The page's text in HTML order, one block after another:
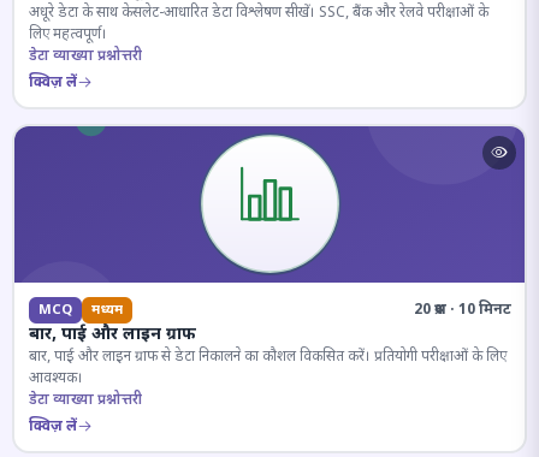
अधूरे डेटा के साथ केसलेट-आधारित डेटा विश्लेषण सीखें। SSC, बैंक और रेलवे परीक्षाओं के
लिए महत्वपूर्ण।
डेटा व्याख्या प्रश्नोत्तरी
क्विज़ लें
MCQ मध्यम 20 प्रश्न · 10 मिनट
बार, पाई और लाइन ग्राफ
बार, पाई और लाइन ग्राफ से डेटा निकालने का कौशल विकसित करें। प्रतियोगी परीक्षाओं के लिए
आवश्यक।
डेटा व्याख्या प्रश्नोत्तरी
क्विज़ लें